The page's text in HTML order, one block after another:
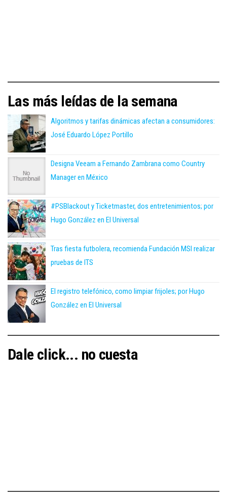
Las más leídas de la semana
Algoritmos y tarifas dinámicas afectan a consumidores:
José Eduardo López Portillo
Designa Veeam a Fernando Zambrana como Country
Manager en México
#PSBlackout y Ticketmaster, dos entretenimientos; por
Hugo González en El Universal
Tras fiesta futbolera, recomienda Fundación MSI realizar
pruebas de ITS
El registro telefónico, como limpiar frijoles; por Hugo
González en El Universal
Dale click... no cuesta